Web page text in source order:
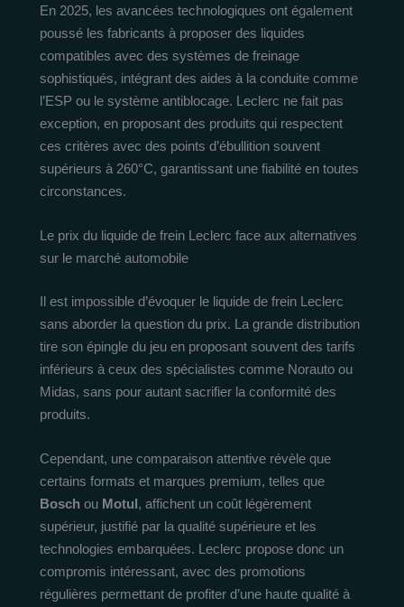
En 2025, les avancées technologiques ont également
poussé les fabricants à proposer des liquides
compatibles avec des systèmes de freinage
sophistiqués, intégrant des aides à la conduite comme
l’ESP ou le système antiblocage. Leclerc ne fait pas
exception, en proposant des produits qui respectent
ces critères avec des points d’ébullition souvent
supérieurs à 260°C, garantissant une fiabilité en toutes
circonstances.
Le prix du liquide de frein Leclerc face aux alternatives
sur le marché automobile
Il est impossible d’évoquer le liquide de frein Leclerc
sans aborder la question du prix. La grande distribution
tire son épingle du jeu en proposant souvent des tarifs
inférieurs à ceux des spécialistes comme Norauto ou
Midas, sans pour autant sacrifier la conformité des
produits.
Cependant, une comparaison attentive révèle que
certains formats et marques premium, telles que
Bosch ou Motul, affichent un coût légèrement
supérieur, justifié par la qualité supérieure et les
technologies embarquées. Leclerc propose donc un
compromis intéressant, avec des promotions
régulières permettant de profiter d’une haute qualité à